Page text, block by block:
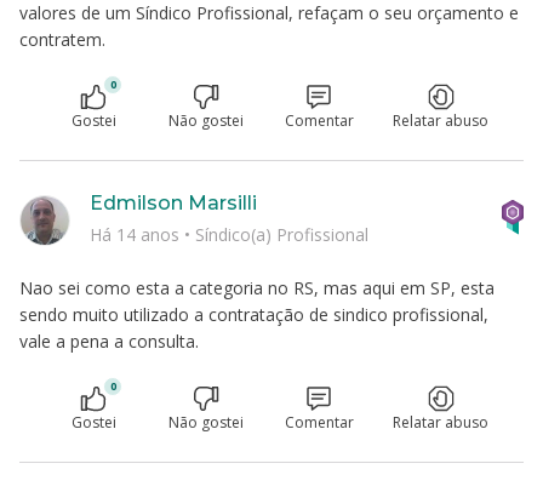
valores de um Síndico Profissional, refaçam o seu orçamento e
contratem.
0
Gostei Não gostei Comentar Relatar abuso
Nao sei como esta a categoria no RS, mas aqui em SP, esta
sendo muito utilizado a contratação de sindico profissional,
vale a pena a consulta.
Edmilson Marsilli
Há 14 anos • Síndico(a) Profissional
0
Gostei Não gostei Comentar Relatar abuso